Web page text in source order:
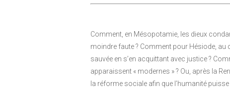
Comment, en Mésopotamie, les dieux
moindre faute ? Comment pour Hésiode, au
sauvée en s’en acquittant avec justice ?
apparaissent « modernes » ? Ou, après la
la réforme sociale afin que l’humanité